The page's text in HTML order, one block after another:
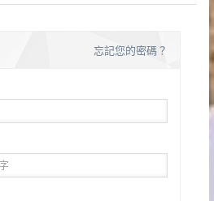
忘記您的密碼？